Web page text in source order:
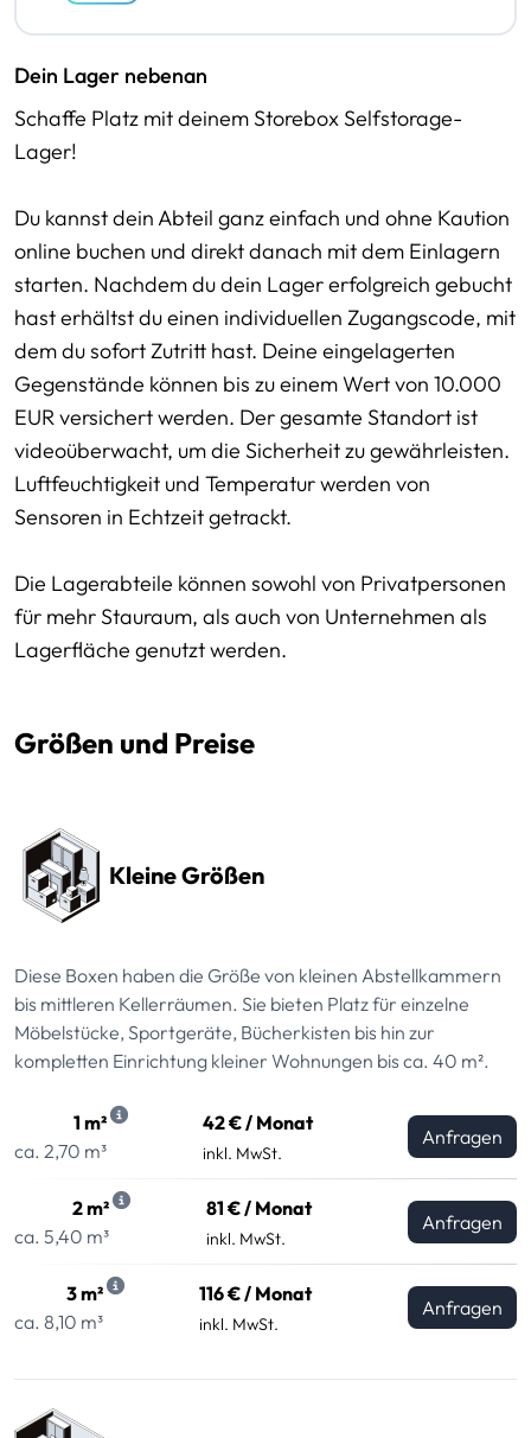
Dein Lager nebenan
Schaffe Platz mit deinem Storebox Selfstorage-
Lager!
Du kannst dein Abteil ganz einfach und ohne Kaution
online buchen und direkt danach mit dem Einlagern
starten. Nachdem du dein Lager erfolgreich gebucht
hast erhältst du einen individuellen Zugangscode, mit
dem du sofort Zutritt hast. Deine eingelagerten
Gegenstände können bis zu einem Wert von 10.000
EUR versichert werden. Der gesamte Standort ist
videoüberwacht, um die Sicherheit zu gewährleisten.
Luftfeuchtigkeit und Temperatur werden von
Sensoren in Echtzeit getrackt.
Die Lagerabteile können sowohl von Privatpersonen
für mehr Stauraum, als auch von Unternehmen als
Lagerfläche genutzt werden.
Größen und Preise
Kleine Größen
Diese Boxen haben die Größe von kleinen Abstellkammern
bis mittleren Kellerräumen. Sie bieten Platz für einzelne
Möbelstücke, Sportgeräte, Bücherkisten bis hin zur
kompletten Einrichtung kleiner Wohnungen bis ca. 40 m².
1 m²
ca. 2,70 m³
42 € / Monat
inkl. MwSt.
Anfragen
2 m²
ca. 5,40 m³
81 € / Monat
inkl. MwSt.
Anfragen
3 m²
ca. 8,10 m³
116 € / Monat
inkl. MwSt.
Anfragen